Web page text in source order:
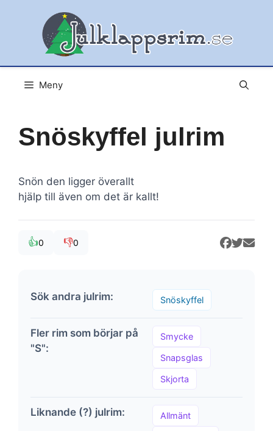
Meny
Snöskyffel julrim
Snön den ligger överallt
hjälp till även om det är kallt!
👍0 👎0
Sök andra julrim: Snöskyffel
Fler rim som börjar på
"S":
Smycke
Snapsglas
Skjorta
Liknande (?) julrim: Allmänt